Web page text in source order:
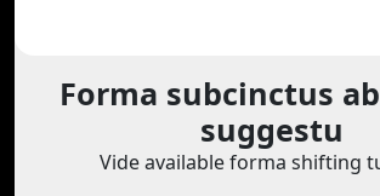
Forma subcinctus
suggestu
Vide available forma shifting